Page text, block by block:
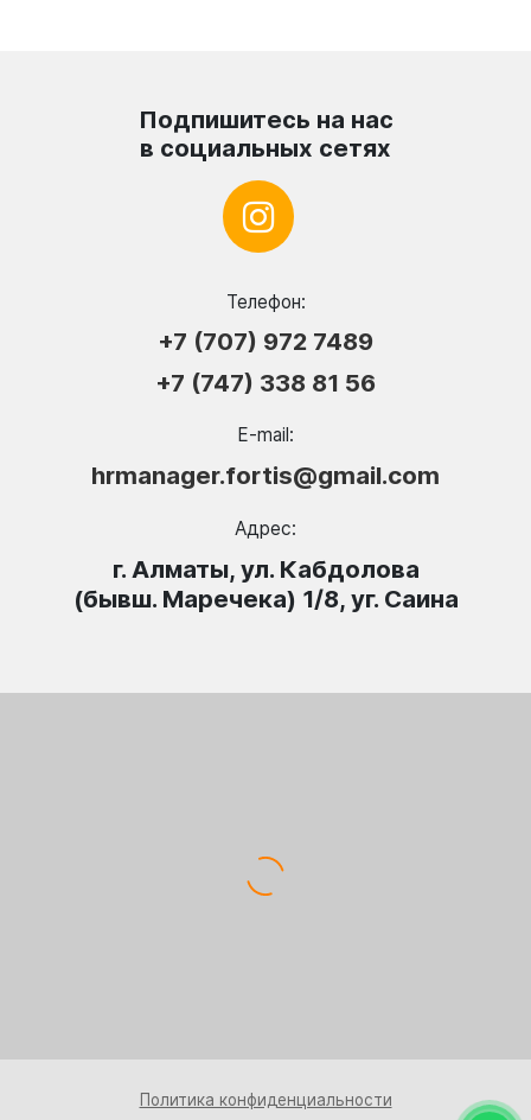
Подпишитесь на нас
в социальных сетях
Телефон:
+7 (707) 972 7489
+7 (747) 338 81 56
E-mail:
hrmanager.fortis@gmail.com
Адрес:
г. Алматы, ул. Кабдолова
(бывш. Маречека) 1/8, уг. Саина
Политика конфиденциальности